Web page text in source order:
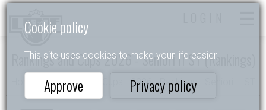
Cookie policy
This site uses cookies to make your life easier.
Approve Privacy policy
Rankings and Cups 2026 - Seniori II ST (Rankings)
- Rankings and Cups - 2026 - Rankings - Seniori II ST